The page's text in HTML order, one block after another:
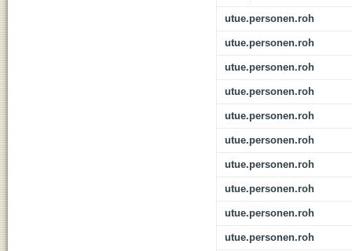
utue.personen.roh
utue.personen.roh
utue.personen.roh
utue.personen.roh
utue.personen.roh
utue.personen.roh
utue.personen.roh
utue.personen.roh
utue.personen.roh
utue.personen.roh